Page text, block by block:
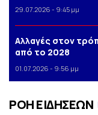
29.07.2026 - 9:45 μμ
Αλλαγές στον
από το 2028
01.07.2026 - 9:56 μμ
ΡΟΗ ΕΙΔΗΣΕΩΝ